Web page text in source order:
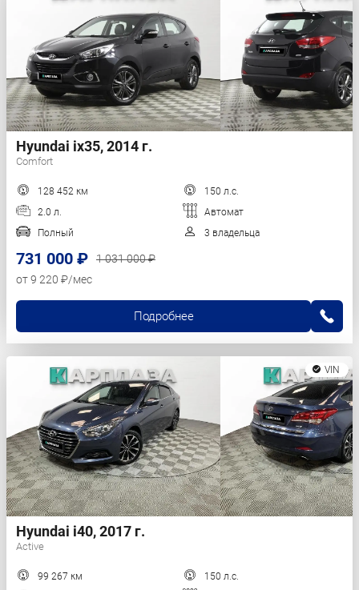
Hyundai ix35, 2014 г.
Comfort
128 452 км
150 л.с.
2.0 л.
Автомат
Полный
3 владельца
731 000 ₽
1 031 000 ₽
от 9 220 ₽/мес
Подробнее
VIN
Hyundai i40, 2017 г.
Active
99 267 км
150 л.с.